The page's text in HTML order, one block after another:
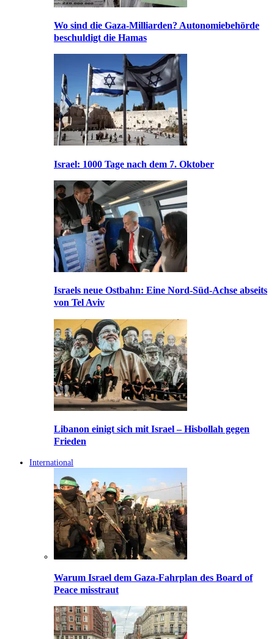
Wo sind die Gaza-Milliarden? Autonomiebehörde
beschuldigt die Hamas
Israel: 1000 Tage nach dem 7. Oktober
Israels neue Ostbahn: Eine Nord-Süd-Achse abseits
von Tel Aviv
Libanon einigt sich mit Israel – Hisbollah gegen
Frieden
International
Warum Israel dem Gaza-Fahrplan des Board of
Peace misstraut